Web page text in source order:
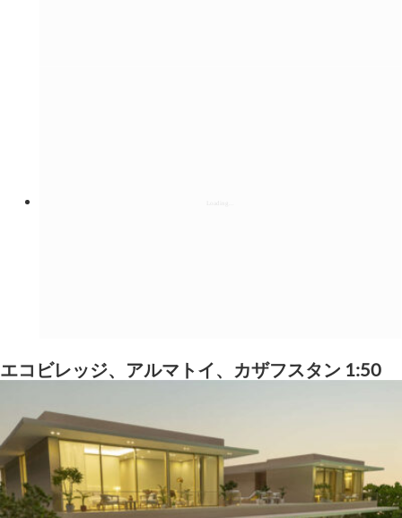
エコビレッジ、アルマトイ、カザフスタン 1:50